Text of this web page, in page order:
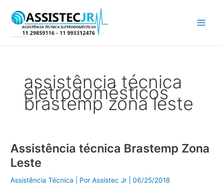
para
conteúdo
assistência técnica
eletrodomésticos
brastemp zona leste
Assistência técnica Brastemp Zona
Leste
Assistência Técnica | PorAssistec Jr |06/25/2018
Assistência
técnica
Brastemp
Zona